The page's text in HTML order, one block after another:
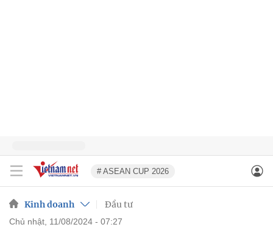
# ASEAN CUP 2026
Kinh doanh Đầu tư
chủ nhật, 11/08/2024 - 07:27